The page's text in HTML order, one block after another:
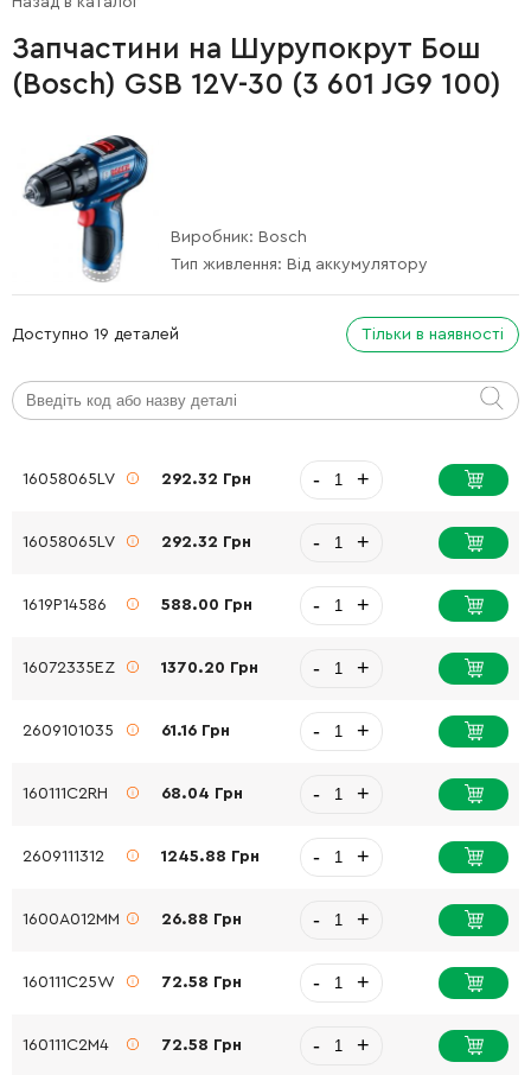
Запчастини на Шурупокрут Бош
(Bosch) GSB 12V-30 (3 601 JG9 100)
Виробник: Bosch
Тип живлення: Від аккумулятору
Доступно 19 деталей Тільки в наявності
16058065LV 292.32 Грн - +
16058065LV 292.32 Грн - +
1619P14586 588.00 Грн - +
16072335EZ 1370.20 Грн - +
2609101035 61.16 Грн - +
160111C2RH 68.04 Грн - +
2609111312 1245.88 Грн - +
1600A012MM 26.88 Грн - +
160111C25W 72.58 Грн - +
160111C2M4 72.58 Грн - +